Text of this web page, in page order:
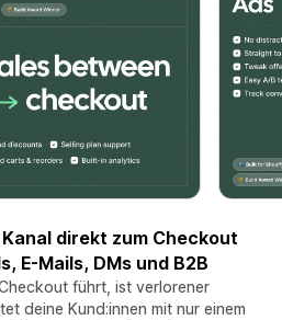
direkt zum Checkout
E-Mails, DMs und B2B
führt, ist verlorener
deine Kund:innen mit nur einem